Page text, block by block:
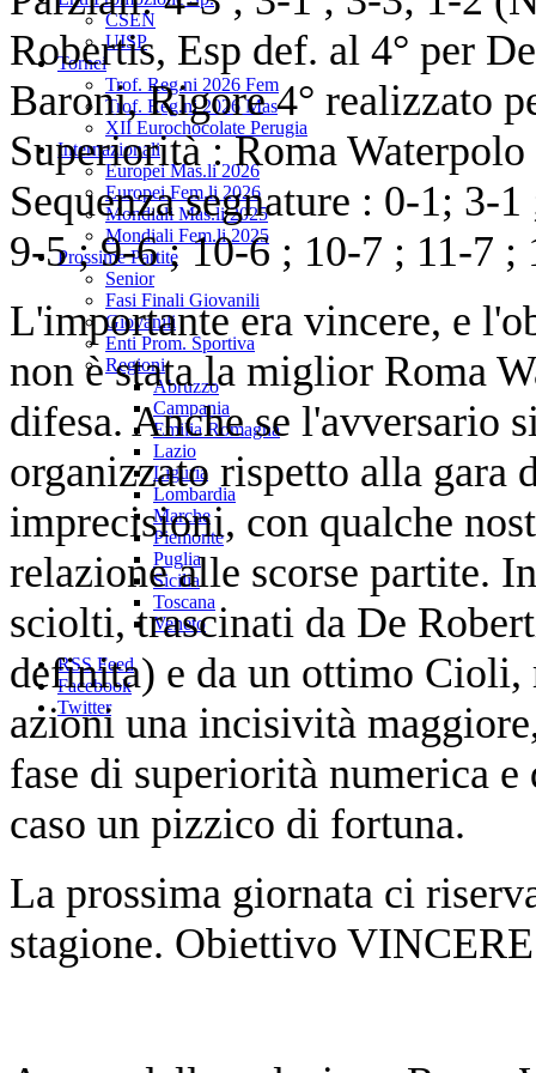
CSEN
UISP
Tornei
Trof. Reg.ni 2026 Fem
Trof. Reg.ni 2026 Mas
XII Eurochocolate Perugia
Internazionali
Europei Mas.li 2026
Europei Fem.li 2026
Mondiali Mas.li 2025
Mondiali Fem.li 2025
Prossime Partite
Senior
Fasi Finali Giovanili
Giovanili
Enti Prom. Sportiva
Regioni
Abruzzo
Campania
Emilia Romagna
Lazio
Liguria
Lombardia
Marche
Piemonte
Puglia
Sicilia
Toscana
Veneto
RSS Feed
Facebook
Twitter
Robertis, Esp def. al 4° per
Baroni, Rigore 4° realizzato
Superiorità : Roma
Sequenza segnature : 0-1;
9-5 ; 9-6 ; 10-6 ; 10-7 ; 11-7 ;
L'importante era vincere, e
non è stata la miglior Roma
difesa. Anche se l'avversario
organizzato rispetto alla gara
imprecisioni, con qualche
relazione alle scorse partite.
sciolti, trascinati da De
definita) e da un ottimo Cioli,
azioni una incisività
fase di superiorità numerica
caso un pizzico di fortuna.
La prossima giornata ci
stagione. Obiettivo